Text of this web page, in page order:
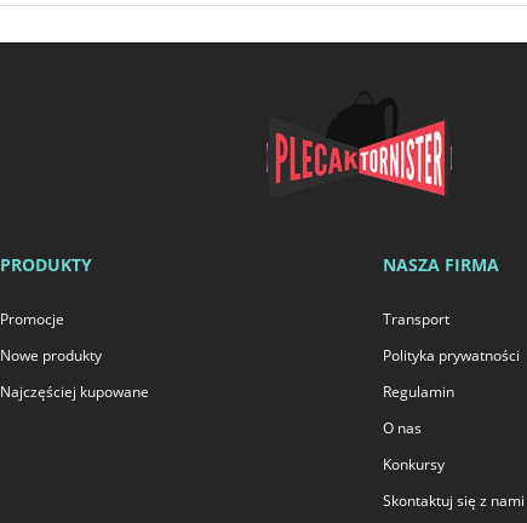
PRODUKTY
Promocje
Nowe produkty
Najczęściej kupowane
NASZA FIRMA
Transport
Polityka prywatności
Regulamin
O nas
Konkursy
Skontaktuj się z nami